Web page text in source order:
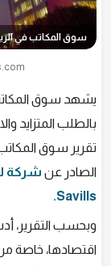
سوق المكاتب في
يشهد سوق
بالطلب المتزايد
الصادر عن شركة
Savills.
وبحسب التقرير،
اقتصادها، خاصة